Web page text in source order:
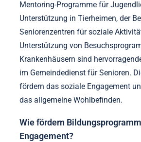
Mentoring-Programme für
Unterstützung in Tierheimen, der
Seniorenzentren für soziale
Unterstützung von
Krankenhäusern sind
im Gemeindedienst für Senioren.
fördern das soziale Engagement
das allgemeine Wohlbefinden.
Wie fördern
Engagement?